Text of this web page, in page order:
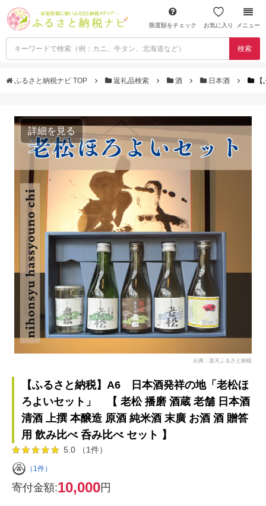
限度額をチェック お気に入り メニュー
検索
ふるさと納税ナビ TOP 返礼品検索 酒 日本酒
詳細を見る
出典：楽天ふるさと納税
【ふるさと納税】A6 日本酒発祥の地「老松ほ
ろよいセット」 【 老松 播磨 酒蔵 老舗 日本酒
清酒 上撰 本醸造 原酒 純米酒 末廣 お酒 酒 贈答
用 飲み比べ 呑み比べ セット 】
5.0 （1件）
（1件）
寄付金額:10,000円